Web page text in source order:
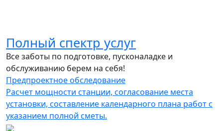
Полный спектр услуг
Все заботы по подготовке, пусконаладке и
обслуживанию берем на себя!
Предпроектное обследование
Расчет мощности станции, согласование места
установки, составление календарного плана работ с
указанием полной сметы.